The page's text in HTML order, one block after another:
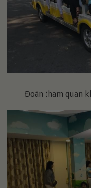
Đoàn tham quan